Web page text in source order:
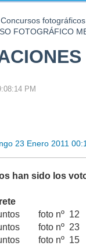
Concursos fotográficos
FOTOGRÁFICO
PM
23 Enero 2011
han sido los
foto nº 12
foto nº
foto nº